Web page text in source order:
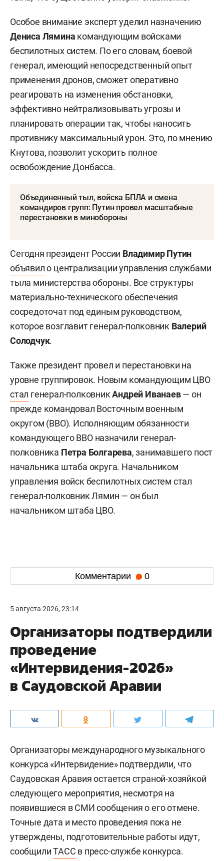
Фото: «БИЗНЕС Online»
По словам эксперта, объединение функций
тылового обеспечения в одних руках имеет
решающее значение. Ранее разделение
приводило к тому, что в одних родах войск
других наблюдался дефицит, и для
перераспределения требовалось согласование
достаточно будет решения начальника службы
тыла, что существенно ускорит снабжение.
Особое внимание эксперт уделил назначению
Дениса Ляминакомандующим войсками
беспилотных систем. По его словам, боевой
генерал, имеющий непосредственный опыт
реагировать на изменения обстановки,
эффективно нейтрализовывать угрозы и
планировать операции так, чтобы наносить
противнику максимальный урон. Это, по мнению
Кнутова, позволит ускорить полное
освобождение Донбасса.
Объединенный тыл, войска БПЛА и смена
перестановки в минобороны
Сегодня президент РоссииВладимир Путин
объявил
о централизации управления службами
тыла министерства обороны. Все структуры
материально-технического обеспечения
сосредоточат под единым руководством,
Солодчук.
Также президент провел и перестановки на
уровне группировок. Новым командующим ЦВО
сталгенерал-полковникАндрей Иванаев— он
прежде командовал Восточным военным
округом (ВВО). Исполняющим обязанности
командующего ВВО назначили генерал-